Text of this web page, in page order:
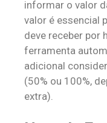
informar o valor
valor é essencial
deve receber por
ferramenta
adicional
(50% ou 100%,
extra).